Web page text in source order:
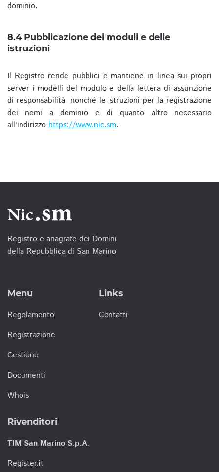
dominio.
8.4 Pubblicazione dei moduli e delle
istruzioni
Il Registro rende pubblici e mantiene in linea sui propri
server i modelli del modulo e della lettera di assunzione
di responsabilità, nonché le istruzioni per la registrazione
dei nomi a dominio e di quanto altro necessario
all'indirizzo https://www.nic.sm.
Registro e anagrafe dei Domini
della Repubblica di San Marino
Menu
Regolamento
Registrazione
Gestione
Documenti
Whois
Links
Contatti
Rivenditori
TIM San Marino S.p.A.
Register.it